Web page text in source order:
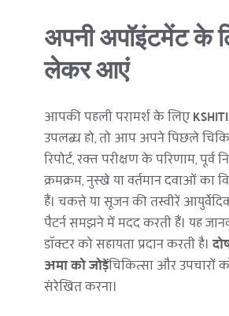
अपनी अपॉइंटमेंट के
लेकर आएं
आपकी पहली परामर्श के लिए
उपलब्ध हो, तो आप अपने पिछले
रिपोर्ट, रक्त परीक्षण के परिणाम, पूर्व
क्रमक्रम, नुस्खे या वर्तमान दवाओं का
हैं। चकत्ते या सूजन की तस्वीरें
पैटर्न समझने में मदद करती हैं। यह
डॉक्टर को सहायता प्रदान करती है।
अमा को जोड़ेंचिकित्सा और उपचारों
संरेखित करना।